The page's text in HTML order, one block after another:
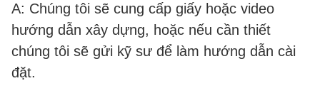
A: Chúng tôi sẽ cung cấp giấy hoặc video
hướng dẫn xây dựng, hoặc nếu cần thiết
chúng tôi sẽ gửi kỹ sư để làm hướng dẫn cài
đặt.